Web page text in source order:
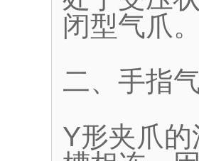
闭型气爪
二、手指
Y形夹爪